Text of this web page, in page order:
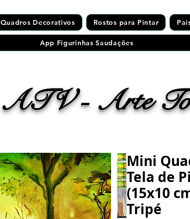
Quadros Decorativos Rostos para Pintar
App Figurinhas Saudações
ATV - Arte
Mini
Tela de
(15x10
Tripé